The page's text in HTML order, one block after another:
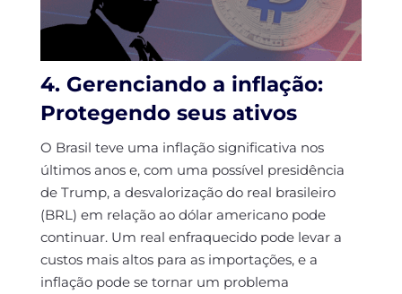
4. Gerenciando a inflação:
Protegendo seus ativos
O Brasil teve uma inflação significativa nos
últimos anos e, com uma possível presidência
de Trump, a desvalorização do real brasileiro
(BRL) em relação ao dólar americano pode
continuar. Um real enfraquecido pode levar a
custos mais altos para as importações, e a
inflação pode se tornar um problema